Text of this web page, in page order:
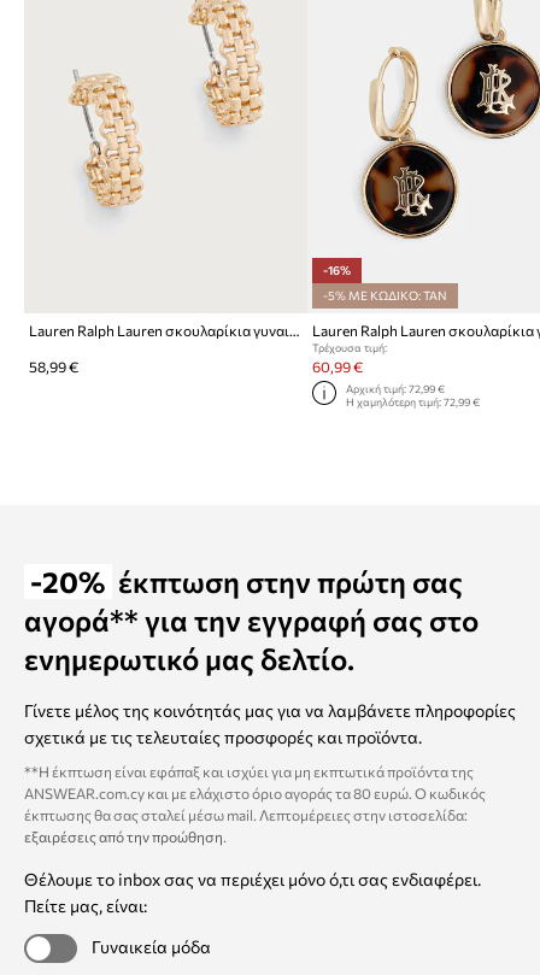
Lauren Ralph Lauren σκουλαρίκια γυναικεία ορείχαλκινά
58,99 €
-16%
-5% ΜΕ ΚΩΔΙΚΟ: TAN
Τρέχουσα τιμή:
60,99 €
Αρχική τιμή: 72,99 €
Η χαμηλότερη τιμή: 72,99 €
-20% έκπτωση στην πρώτη σας
αγορά** για την εγγραφή σας στο
ενημερωτικό μας δελτίο.
Γίνετε μέλος της κοινότητάς μας για να λαμβάνετε πληροφορίες
σχετικά με τις τελευταίες προσφορές και προϊόντα.
**Η έκπτωση είναι εφάπαξ και ισχύει για μη εκπτωτικά προϊόντα της
ANSWEAR.com.cy και με ελάχιστο όριο αγοράς τα 80 ευρώ. Ο κωδικός
έκπτωσης θα σας σταλεί μέσω mail. Λεπτομέρειες στην ιστοσελίδα:
εξαιρέσεις από την προώθηση.
Θέλουμε το inbox σας να περιέχει μόνο ό,τι σας ενδιαφέρει.
Πείτε μας, είναι:
Γυναικεία μόδα